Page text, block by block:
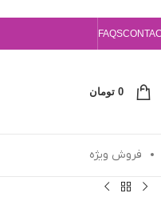
FAQS
0 تومان
فروش ویژه